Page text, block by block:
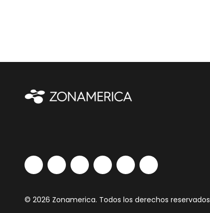
© 2026 Zonamerica. Todos los derechos reservados